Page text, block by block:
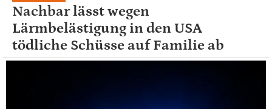
Nachbar lässt wegen
Lärmbelästigung in den USA
tödliche Schüsse auf Familie ab